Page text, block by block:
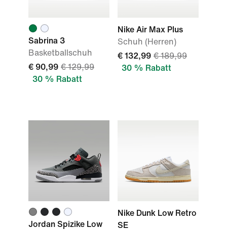
Sabrina 3
Basketballschuh
€ 90,99 € 129,99
30 % Rabatt
Nike Air Max Plus
Schuh (Herren)
€ 132,99 € 189,99
30 % Rabatt
Jordan Spizike Low
Nike Dunk Low Retro
SE